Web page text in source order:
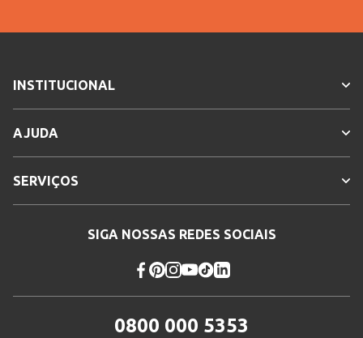
INSTITUCIONAL
AJUDA
SERVIÇOS
SIGA NOSSAS REDES SOCIAIS
0800 000 5353